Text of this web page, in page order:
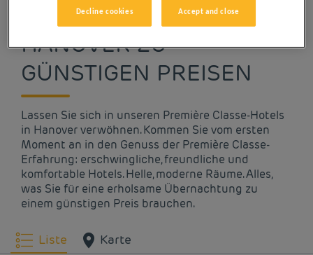
UNSERE HOTELS IN
HANOVER ZU
GÜNSTIGEN PREISEN
Lassen Sie sich in unseren Première Classe-Hotels
in Hanover verwöhnen. Kommen Sie vom ersten
Moment an in den Genuss der Première Classe-
Erfahrung: erschwingliche, freundliche und
komfortable Hotels. Helle, moderne Räume. Alles,
was Sie für eine erholsame Übernachtung zu
einem günstigen Preis brauchen.
Liste Karte
Decline cookies Accept and close